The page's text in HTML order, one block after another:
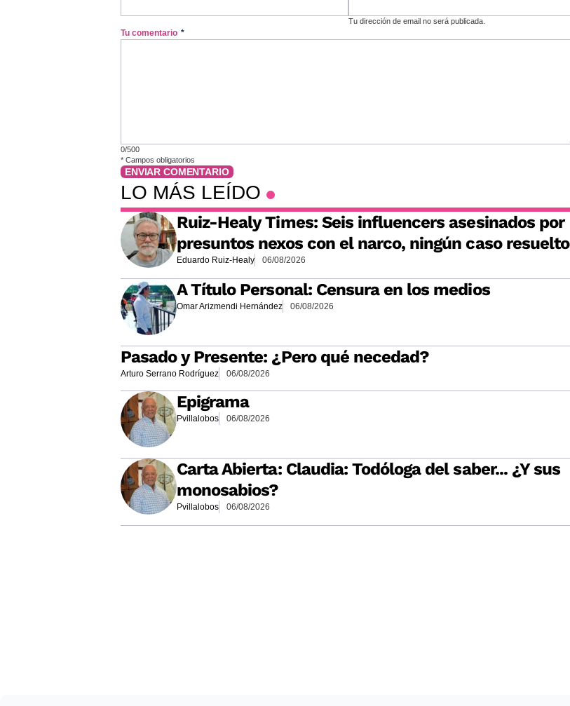
Tu dirección de email no será publicada.
Tu comentario *
0/500
* Campos obligatorios
ENVIAR COMENTARIO
LO MÁS LEÍDO
Ruiz-Healy Times: Seis influencers asesinados por
presuntos nexos con el narco, ningún caso resuelto
Eduardo Ruiz-Healy 06/08/2026
A Título Personal: Censura en los medios
Omar Arizmendi Hernández 06/08/2026
Pasado y Presente: ¿Pero qué necedad?
Arturo Serrano Rodríguez 06/08/2026
Epigrama
Pvillalobos 06/08/2026
Carta Abierta: Claudia: Todóloga del saber... ¿Y sus
monosabios?
Pvillalobos 06/08/2026